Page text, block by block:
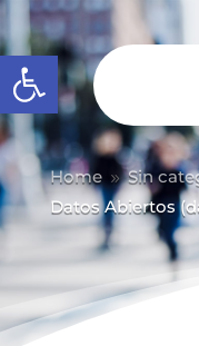
Abrir barra de
Home 9 Sin
Datos Abiertos